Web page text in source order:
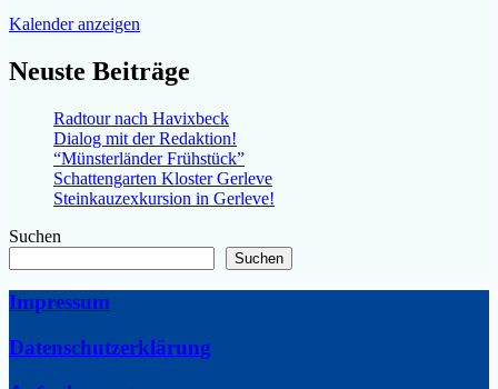
Kalender anzeigen
Neuste Beiträge
Radtour nach Havixbeck
Dialog mit der Redaktion!
“Münsterländer Frühstück”
Schattengarten Kloster Gerleve
Steinkauzexkursion in Gerleve!
Suchen
Suchen
Impressum
Datenschutzerklärung